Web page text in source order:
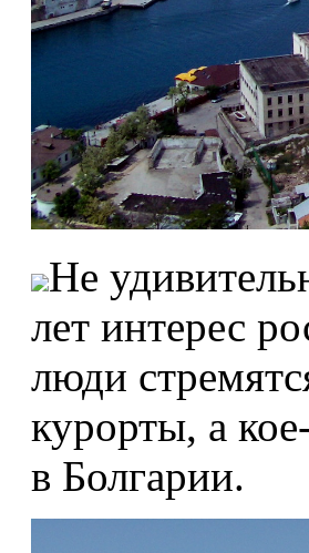
Не
лет интерес
люди
курорты, а
в Болгарии.